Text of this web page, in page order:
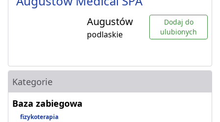
Augustów
podlaskie
Dodaj do
ulubionych
Kategorie
Baza zabiegowa
fizykoterapia